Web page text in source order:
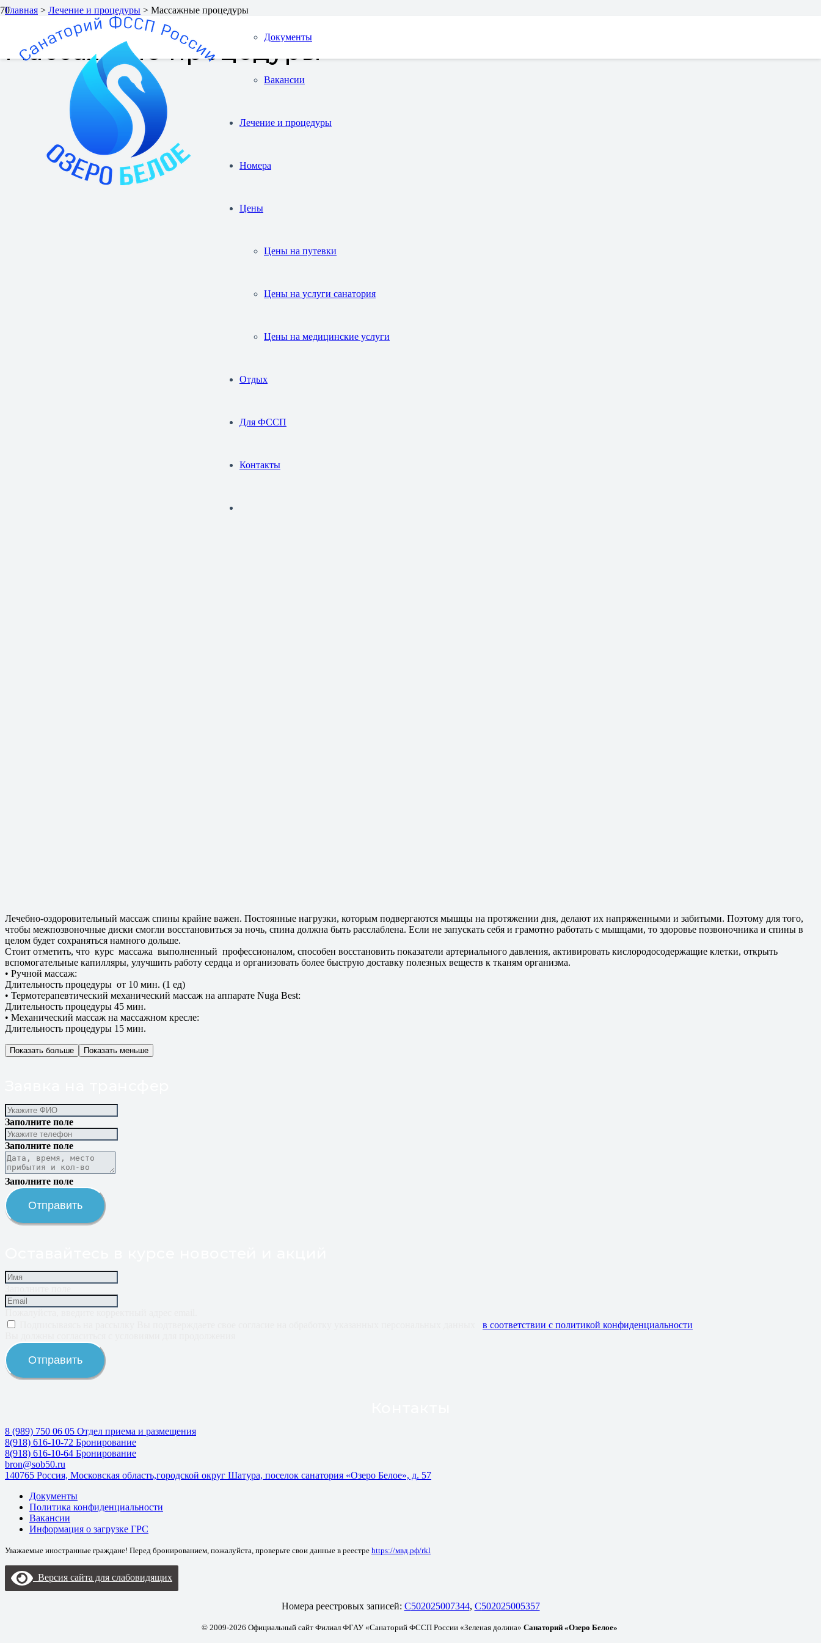
Документы
Вакансии
Лечение и процедуры
Номера
Цены
Цены на путевки
Цены на услуги санатория
Цены на медицинские услуги
Отдых
Для ФСCП
Контакты
Главная > Лечение и процедуры > Массажные процедуры
Массажные процедуры
Лечебно-оздоровительный массаж спины крайне важен. Постоянные нагрузки, которым подвергаются мышцы на протяжении дня, делают их напряженными и забитыми. Поэтому для того,
чтобы межпозвоночные диски смогли восстановиться за ночь, спина должна быть расслаблена. Если не запускать себя и грамотно работать с мышцами, то здоровье позвоночника и спины в
целом будет сохраняться намного дольше.
Стоит отметить, что курс массажа выполненный профессионалом, способен восстановить показатели артериального давления, активировать кислородосодержащие клетки, открыть
вспомогательные капилляры, улучшить работу сердца и организовать более быструю доставку полезных веществ к тканям организма.
• Ручной массаж:
Длительность процедуры от 10 мин. (1 ед)
• Термотерапевтический механический массаж на аппарате Nuga Best:
Длительность процедуры 45 мин.
• Механический массаж на массажном кресле:
Длительность процедуры 15 мин.
Показать больше Показать меньше
Заполните поле
Заполните поле
Заполните поле
Отправить
в соответствии с политикой конфиденциальности
Отправить
8 (989) 750 06 05 Отдел приема и размещения
8(918) 616-10-72 Бронирование
8(918) 616-10-64 Бронирование
bron@sob50.ru
140765 Россия, Московская область,городской округ Шатура, поселок санатория «Озеро Белое», д. 57
Документы
Политика конфиденциальности
Вакансии
Информация о загрузке ГРС
Уважаемые иностранные граждане! Перед бронированием, пожалуйста, проверьте свои данные в реестре https://мвд.рф/rkl
Версия сайта для слабовидящих
Номера реестровых записей: C502025007344, С502025005357
© 2009-2026 Официальный сайт Филиал ФГАУ «Санаторий ФССП России «Зеленая долина» Санаторий «Озеро Белое»